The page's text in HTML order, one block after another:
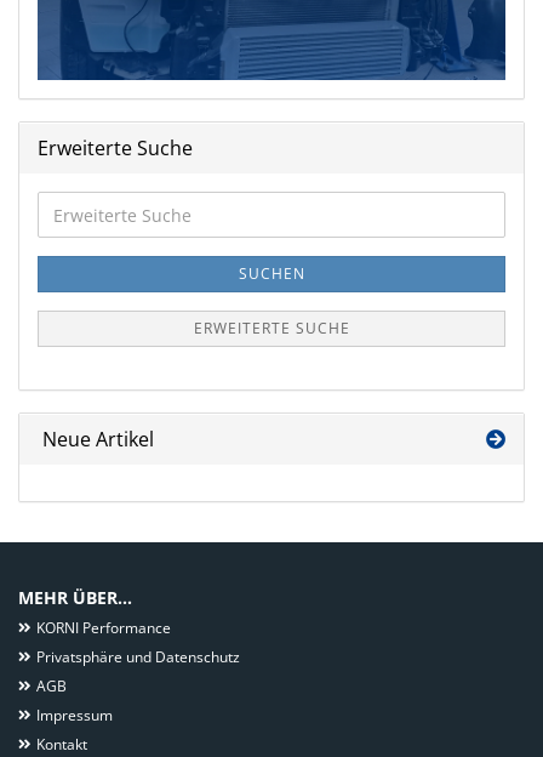
Erweiterte Suche
Suche
SUCHEN
ERWEITERTE SUCHE
Neue Artikel
MEHR ÜBER...
KORNI Performance
Privatsphäre und Datenschutz
AGB
Impressum
Kontakt